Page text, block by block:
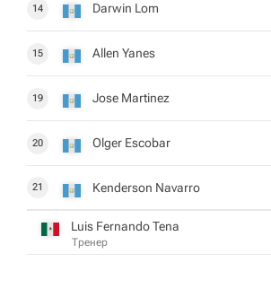
14 Darwin Lom
15 Allen Yanes
19 Jose Martinez
20 Olger Escobar
21 Kenderson Navarro
Luis Fernando Tena
Тренер